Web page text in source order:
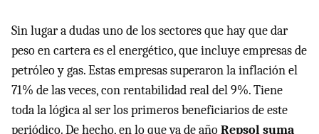
Sin lugar a dudas uno de los sectores que hay que dar
peso en cartera es el energético, que incluye empresas de
petróleo y gas. Estas empresas superaron la inflación el
71% de las veces, con rentabilidad real del 9%. Tiene
toda la lógica al ser los primeros beneficiarios de este
periódico. De hecho, en lo que va de añoRepsol suma